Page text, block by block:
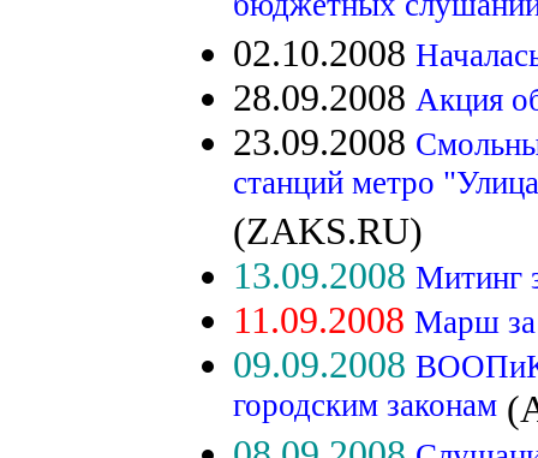
02.10.2008
28.09.2008 Акция
23.09.2008
станций метро
(ZAKS.RU)
13.09.2008 Митинг
11.09.2008 Марш за
09.09.2008 ВООПиК
городским законам